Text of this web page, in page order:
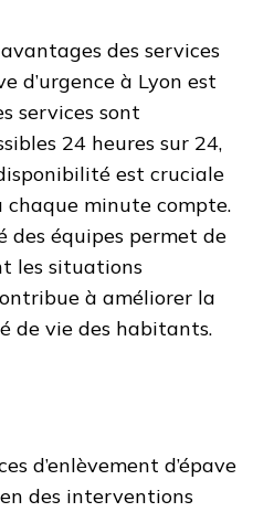
des services
d’urgence à Lyon est
services sont
24 heures sur 24,
est cruciale
chaque minute compte.
des équipes permet de
les situations
à améliorer la
de vie des habitants.
d’enlèvement d’épave
des interventions